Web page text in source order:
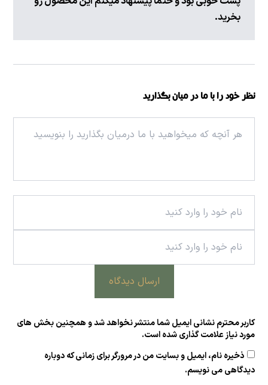
بخرید.
نظر خود را با ما در میان بگذارید
ارسال دیدگاه
کاربر محترم نشانی ایمیل شما منتشر نخواهد شد و همچنین بخش های
مورد نیاز علامت گذاری شده است.
ذخیره نام، ایمیل و بسایت من در مرورگر برای زمانی که دوباره
دیدگاهی می نویسم.